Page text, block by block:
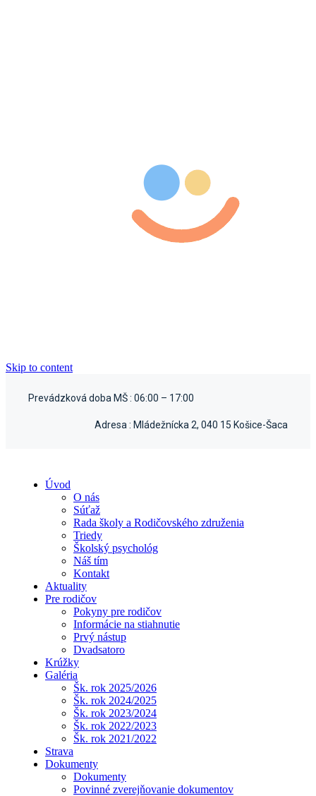
Skip to content
Prevádzková doba MŠ : 06:00 – 17:00
Adresa : Mládežnícka 2, 040 15 Košice-Šaca
Úvod
O nás
Súťaž
Rada školy a Rodičovského združenia
Triedy
Školský psychológ
Náš tím
Kontakt
Aktuality
Pre rodičov
Pokyny pre rodičov
Informácie na stiahnutie
Prvý nástup
Dvadsatoro
Krúžky
Galéria
Šk. rok 2025/2026
Šk. rok 2024/2025
Šk. rok 2023/2024
Šk. rok 2022/2023
Šk. rok 2021/2022
Strava
Dokumenty
Dokumenty
Povinné zverejňovanie dokumentov